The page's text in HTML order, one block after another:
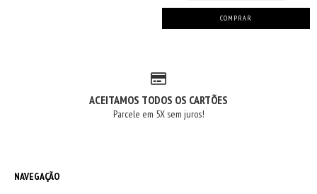
ACEITAMOS TODOS OS CARTÕES
Parcele em 5X sem juros!
NAVEGAÇÃO